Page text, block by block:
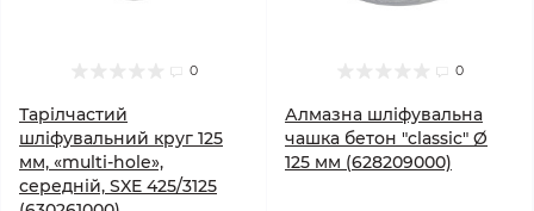
0
Тарілчастий
шліфувальний круг 125
мм, «multi-hole»,
середній, SXE 425/3125
0
Алмазна шліфувальна
чашка бетон "classic" Ø
125 мм (628209000)